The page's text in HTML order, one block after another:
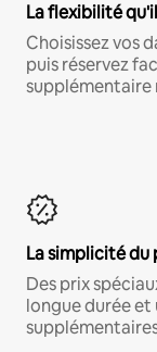
La flexibilité
Choisissez vos
puis réservez
supplémentaire
La simplicité du
Des prix
longue durée et